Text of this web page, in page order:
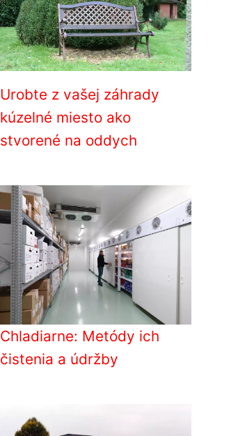
Urobte z vašej záhrady
kúzelné miesto ako
stvorené na oddych
Chladiarne: Metódy ich
čistenia a údržby